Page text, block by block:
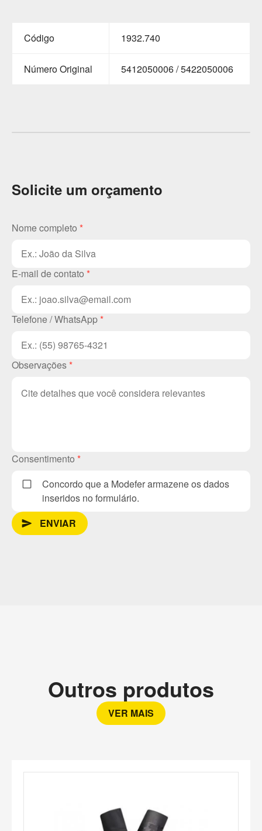
Código 1932.740
Número Original 5412050006 / 5422050006
Solicite um orçamento
Nome completo *
E-mail de contato *
Telefone / WhatsApp *
Observações *
Consentimento *
Concordo que a Modefer armazene os dados
inseridos no formulário.
send_messageENVIAR
Outros produtos
VER MAIS